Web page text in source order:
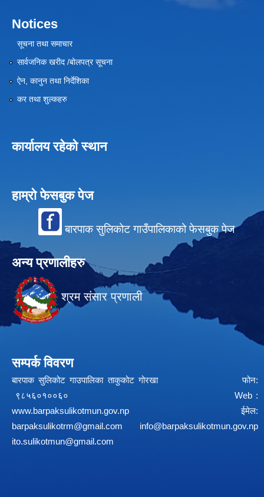
Notices
सूचना तथा समाचार
सार्वजनिक खरीद /बोलपत्र सूचना
ऐन, कानुन तथा निर्देशिका
कर तथा शुल्कहरु
कार्यालय रहेको स्थान
हाम्रो फेसबुक पेज
बारपाक सुलिकोट गाउँपालिकाको फेसबुक पेज
अन्य प्रणालीहरु
श्रम संसार प्रणाली
सम्पर्क विवरण
बारपाक सुलिकोट गाउपालिका ताकुकोट गोरखा फोन:
९८५६०१००६० Web :
www.barpaksulikotmun.gov.np
ईमेल:
barpaksulikotrm@gmail.com
info@barpaksulikotmun.gov.np
ito.sulikotmun@gmail.com